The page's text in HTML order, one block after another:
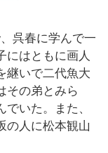
呉春に学んで一
にはともに画人
継いで二代魚大
その弟とみら
いた。また、
の人に松本観山